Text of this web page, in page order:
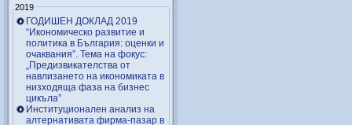
2019
ГОДИШЕН ДОКЛАД 2019
“Икономическо развитие и
политика в България: оценки и
очаквания”. Тема на фокус:
„Предизвикателства от
навлизането на икономиката в
низходяща фаза на бизнес
цикъла”
Институционален анализ на
алтернативата фирма-пазар в